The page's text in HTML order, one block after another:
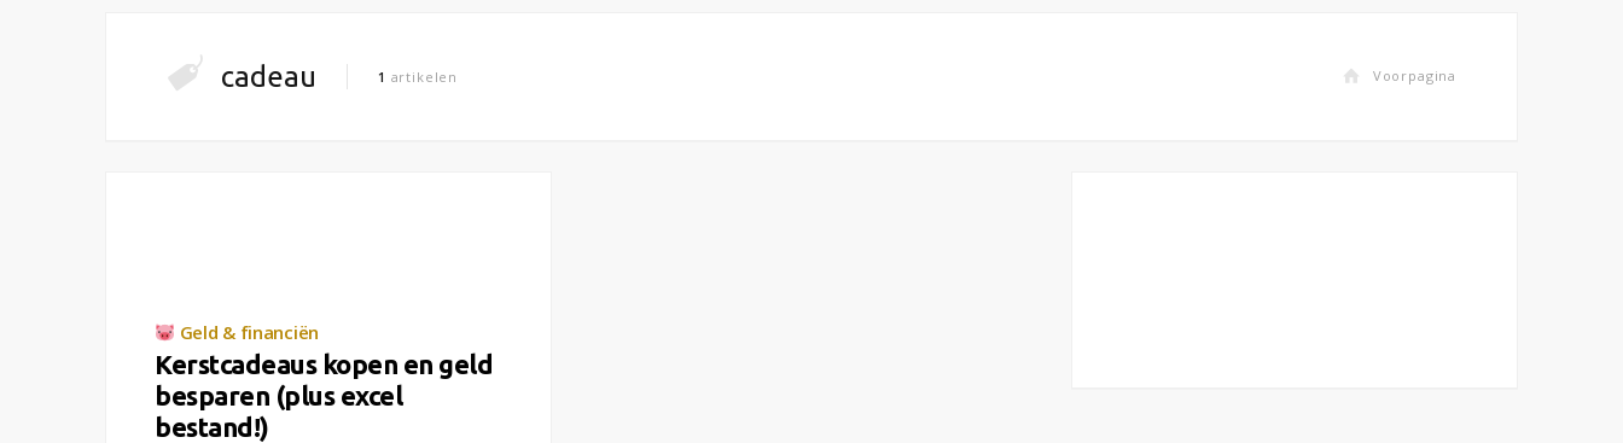
cadeau 1 artikelen Voorpagina
Geld & financiën
Kerstcadeaus kopen en geld
besparen (plus excel
bestand!)